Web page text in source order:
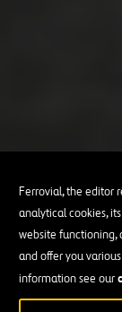
Ferrovial, the editor
analytical cookies,
website functioning,
and offer you
information see our